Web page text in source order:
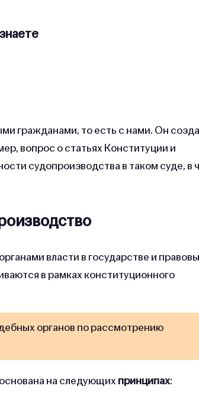
гражданами, то есть с нами. Он
вопрос о статьях Конституции и
судопроизводства в таком суде, в
власти в государстве и
в рамках конституционного
органов по рассмотрению
на следующих принципах: